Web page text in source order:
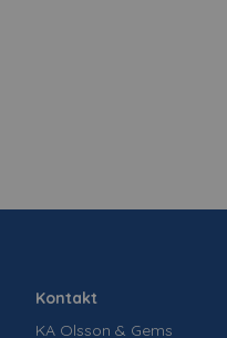
Kontakt
KA Olsson & Gems